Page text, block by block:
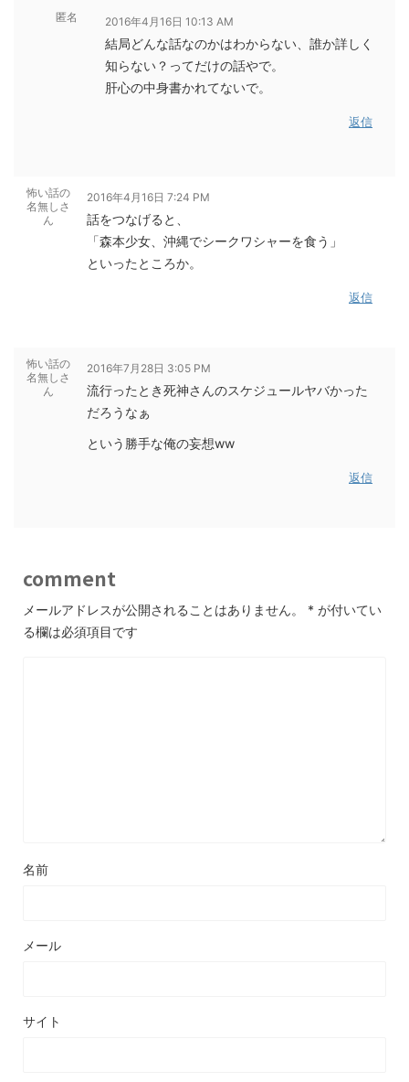
匿名 2016年4月16日 10:13 AM
結局どんな話なのかはわからない、誰か詳しく
知らない？ってだけの話やで。
肝心の中身書かれてないで。
返信
怖い話の
名無しさ
ん
2016年4月16日 7:24 PM
話をつなげると、
「森本少女、沖縄でシークワシャーを食う」
といったところか。
返信
怖い話の
名無しさ
ん
2016年7月28日 3:05 PM
流行ったとき死神さんのスケジュールヤバかった
だろうなぁ
という勝手な俺の妄想ww
返信
comment
メールアドレスが公開されることはありません。 * が付いてい
る欄は必須項目です
名前
メール
サイト